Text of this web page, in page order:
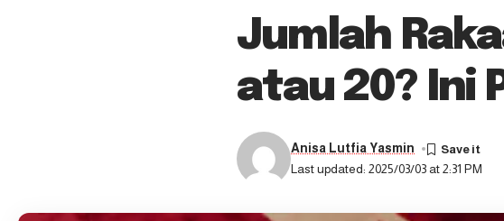
Jumlah
atau 20? Ini
Last updated: 2025/03/03 at 2:31 PM
Anisa Lutfia Yasmin